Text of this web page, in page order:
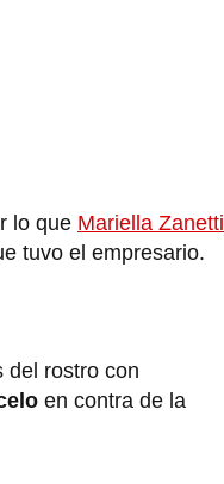
lo que Mariella Zanetti
tuvo el empresario.
del rostro con
en contra de la